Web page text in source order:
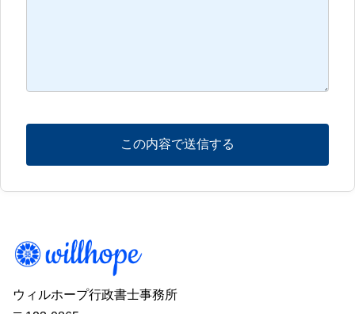
ウィルホープ行政書士事務所